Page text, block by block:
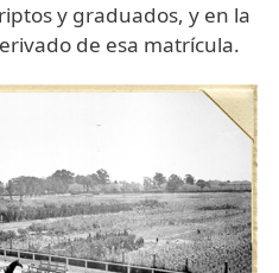
y graduados, y en la
de esa matrícula.